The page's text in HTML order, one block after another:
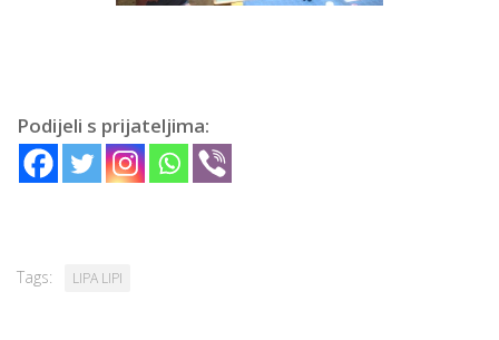
Podijeli s prijateljima:
Tags: LIPA LIPI